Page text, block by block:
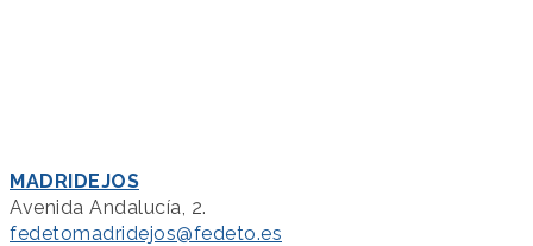
MADRIDEJOS
Avenida Andalucía, 2.
fedetomadridejos@fedeto.es